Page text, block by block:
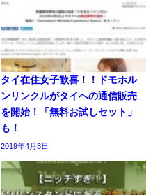
タイ在住女子歓喜！！ドモホル
ンリンクルがタイへの通信販売
を開始！「無料お試しセット」
も！
2019年4月8日